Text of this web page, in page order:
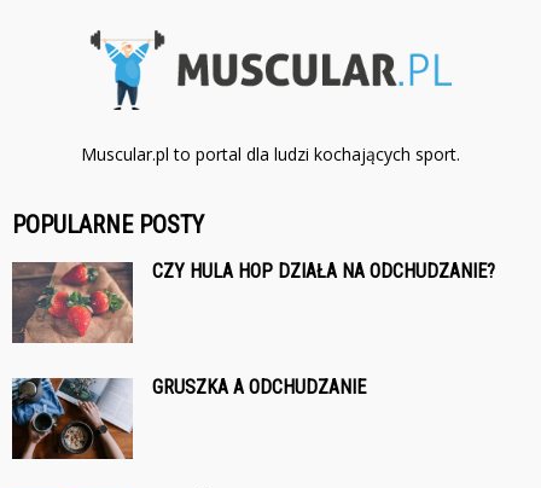
Muscular.pl to portal dla ludzi kochających sport.
POPULARNE POSTY
CZY HULA HOP DZIAŁA NA ODCHUDZANIE?
GRUSZKA A ODCHUDZANIE